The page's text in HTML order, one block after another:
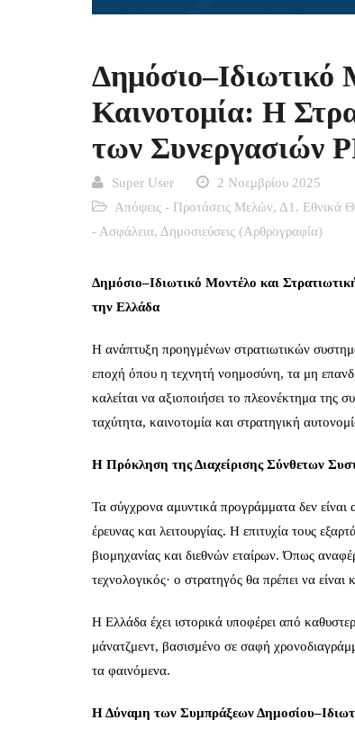
Δημόσιο–Ιδιωτικό
Καινοτομία: Η
των Συνεργασιών
Super User
2 Νοεμβρίου 2025
Απόψεις - Προτάσεις Μελών, Δ1. Εθνικά
- Ασφάλεια, Δημοσιεύσεις (Αρθρογραφία)
Δημόσιο–Ιδιωτικό Μοντέλο και
την Ελλάδα
Η ανάπτυξη προηγμένων στρατιωτικών
εποχή όπου η τεχνητή νοημοσύνη, τα μη
καλείται να αξιοποιήσει το πλεονέκτημα της
ταχύτητα, καινοτομία και στρατηγική
Η Πρόκληση της Διαχείρισης Σύνθετων
Τα σύγχρονα αμυντικά προγράμματα δεν
έρευνας και λειτουργίας. Η επιτυχία τους
βιομηχανίας και διεθνών εταίρων. Όπως
τεχνολογικός· ο στρατηγός θα πρέπει να
Η Ελλάδα έχει ιστορικά υποφέρει από
μάνατζμεντ, βασισμένο σε σαφή
τα φαινόμενα.
Η Δύναμη των Συμπράξεων